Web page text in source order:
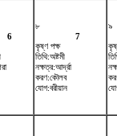
6
৮
7
কৃষ্ণ পক্ষ
তিথি:অষ্টমী
নক্ষত্র:আর্দ্রা
করণ:কৌলব
যোগ:বরীয়ান
৯